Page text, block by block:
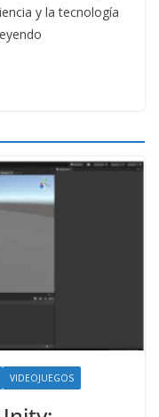
y la tecnología
VIDEOJUEGOS